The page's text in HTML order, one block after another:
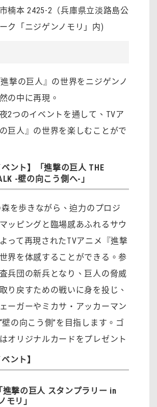
楠本 2425-2（兵庫県立淡路島公
ク「ニジゲンノモリ」内)
撃の巨人』の世界をニジゲンノ
の中に再現。
2つのイベントを通して、TVア
巨人』の世界を楽しむことがで
ント】「進撃の巨人 THE
-壁の向こう側へ-」
を歩きながら、迫力のプロジ
ッピングと臨場感あふれるサウ
って再現されたTVアニメ『進撃
界を体感することができる。参
兵団の新兵となり、巨人の脅威
り戻すための戦いに身を投じ、
ーガーやミカサ・アッカーマン
壁の向こう側”を目指します。ゴ
オリジナルカードをプレゼント
ント】
進撃の巨人 スタンプラリー in
モリ」